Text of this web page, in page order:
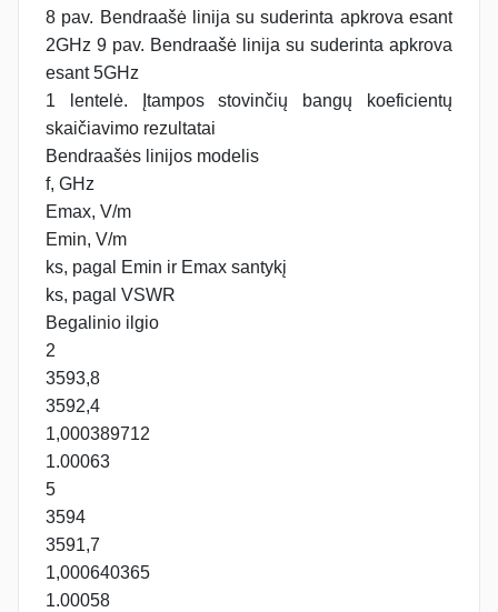
8 pav. Bendraašė linija su suderinta apkrova esant
2GHz 9 pav. Bendraašė linija su suderinta apkrova
esant 5GHz
1 lentelė. Įtampos stovinčių bangų koeficientų
skaičiavimo rezultatai
Bendraašės linijos modelis
f, GHz
Emax, V/m
Emin, V/m
ks, pagal Emin ir Emax santykį
ks, pagal VSWR
Begalinio ilgio
2
3593,8
3592,4
1,000389712
1.00063
5
3594
3591,7
1,000640365
1.00058